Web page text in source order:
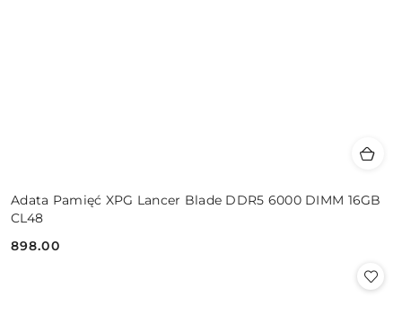
Adata Pamięć XPG Lancer Blade DDR5 6000 DIMM 16GB
CL48
Cena:
898.00